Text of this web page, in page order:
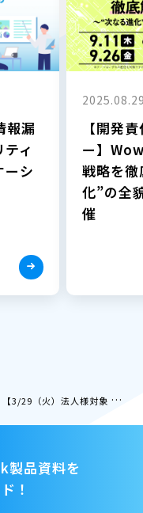
報漏
ィ
ーシ
【開発
ー】
戦略を
化”の全
催
【3/29（火）法人様対象 無料ウェビナー】 個人チャットツールの業務利用が企業に及ぼす危険性とヒューマンエラーによる情報漏えいを防ぐ方法を解説
製品資料を
！